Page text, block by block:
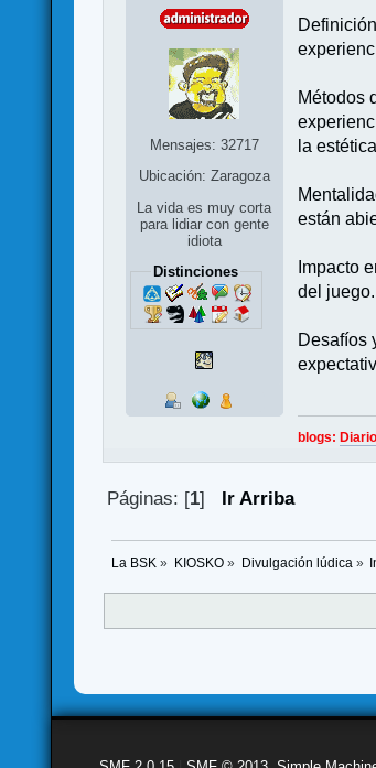
Mensajes: 32717
Ubicación: Zaragoza
La vida es muy corta
para lidiar con gente
idiota
Distinciones
Métodos
la
están
Impacto
del
Desafíos
blogs:
Páginas: [1] Ir Arriba
La BSK » KIOSKO» Divulgación lúdica »